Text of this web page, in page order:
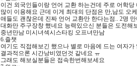
이건 외국인들이랑 언어 교환 하는건데 주로 어학당
많이 이용해요 근데 이게 최대의 단점은 만,남도 오
애들도 괜찮은데 진짜 언어 교환만 한다는점.. 2명 만
대화만 주구장창 했네요 능력있으신 분들은 도전해
중년만남 미시녀섹시스타킹 오프녀만남
6.즐챗
여기도 직접해보긴 했으나 별로 마음에 드는 여자가
결과적으론 시간낭비였던것 같네요 ㅠ
그래도 해보실분들은 접속한번해보세요